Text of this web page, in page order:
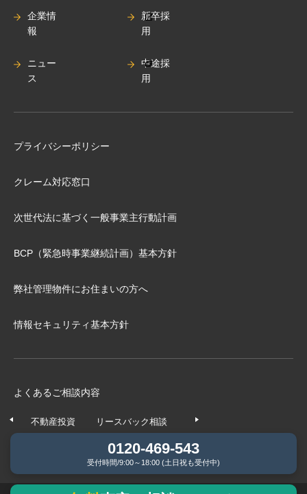
企業情
報
ニュー
ス
新卒採
用
中途採
用
プライバシーポリシー
クレーム対応窓口
次世代法に基づく⼀般事業主⾏動計画
BCP（緊急時事業継続計画）基本⽅針
弊社管理物件にお住まいの⽅へ
情報セキュリティ基本方針
よくあるご相談内容
不動産投資 リースバック相談
0120-469-543
受付時間/9:00～18:00 (土日祝も受付中)